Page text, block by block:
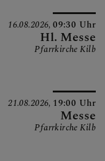
16.08.2026,09:30 Uhr
Hl. Messe
Pfarrkirche Kilb
21.08.2026, 19:00 Uhr
Messe
Pfarrkirche Kilb